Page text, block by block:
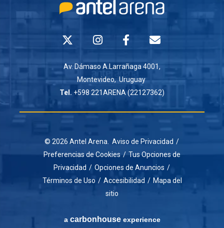
Av. Dámaso A.Larrañaga 4001,
Montevideo, Uruguay
Tel. +598 221ARENA (22127362)
© 2026 Antel Arena. Aviso de Privacidad /
Preferencias de Cookies / Tus Opciones de
Privacidad / Opciones de Anuncios /
Términos de Uso / Accesibilidad / Mapa del
sitio
a carbon houseexperience